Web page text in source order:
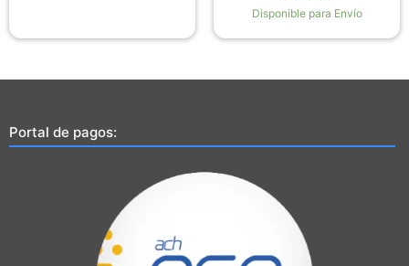
Disponible para Envío
Portal de pagos: